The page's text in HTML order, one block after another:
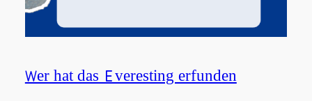
Wer hat das Everesting erfunden